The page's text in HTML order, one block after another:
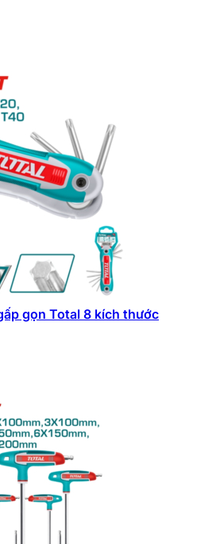
gọn Total 8 kích thước